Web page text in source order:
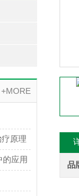
+MORE
原理
的应用
品